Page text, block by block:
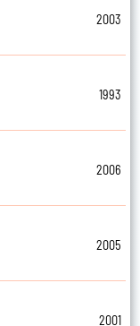
2003
1993
2006
2005
2001